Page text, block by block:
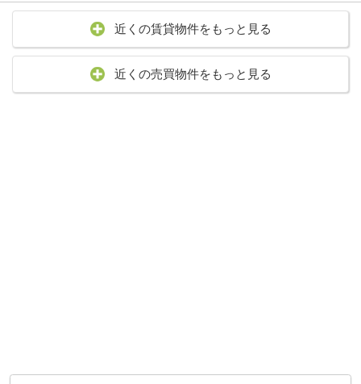
近くの賃貸物件をもっと見る
近くの売買物件をもっと見る